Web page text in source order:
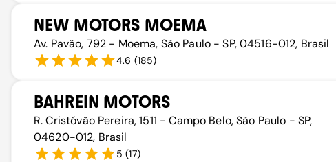
NEW MOTORS MOEMA
Av. Pavão, 792 - Moema, São Paulo - SP, 04516-012, Brasil
4.6 (185)
BAHREIN MOTORS
R. Cristóvão Pereira, 1511 - Campo Belo, São Paulo - SP,
04620-012, Brasil
5 (17)